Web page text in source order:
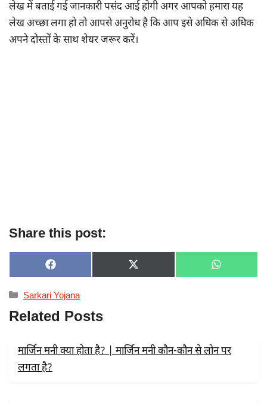
लेख में बताई गई जानकारी पसंद आई होगी अगर आपको हमारा यह
लेख अच्छा लगा हो तो आपसे अनुरोध है कि आप इसे अधिक से अधिक
अपने दोस्तों के साथ शेयर जरूर करें।
Share this post:
SHARE
ON
F
A
C
E
B
O
SHARE
ON
X
(
R
SHARE
ON
W
H
Categories
Sarkari Yojana
Related Posts
मार्जिन मनी क्या होता है? | मार्जिन मनी कौन-कौन से लोन पर
लगता है?